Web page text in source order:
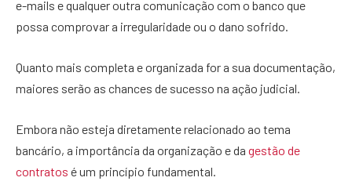
e-mails e qualquer outra comunicação com o banco que
possa comprovar a irregularidade ou o dano sofrido.
Quanto mais completa e organizada for a sua documentação,
maiores serão as chances de sucesso na ação judicial.
Embora não esteja diretamente relacionado ao tema
bancário, a importância da organização e da gestão de
contratos é um princípio fundamental.